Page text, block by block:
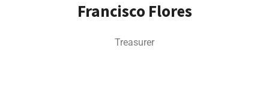
Francisco Flores
Treasurer